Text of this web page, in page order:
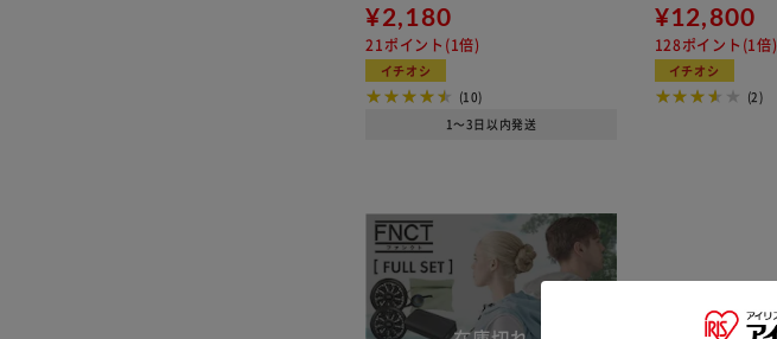
¥2,180
21ポイント(1倍)
イチオシ
(10)
1～3日以内発送
¥12,800
128ポイント(1倍)
イチオシ
(2)